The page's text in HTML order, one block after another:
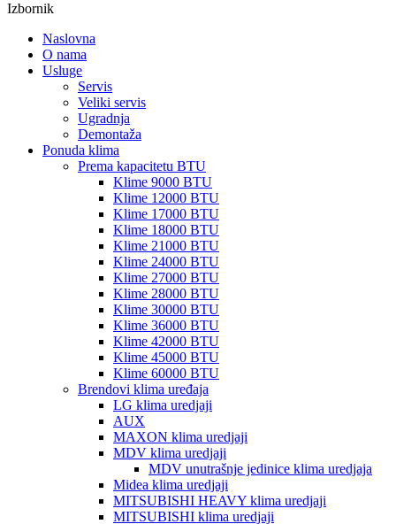
Izbornik
Naslovna
O nama
Usluge
Servis
Veliki servis
Ugradnja
Demontaža
Ponuda klima
Prema kapacitetu BTU
Klime 9000 BTU
Klime 12000 BTU
Klime 17000 BTU
Klime 18000 BTU
Klime 21000 BTU
Klime 24000 BTU
Klime 27000 BTU
Klime 28000 BTU
Klime 30000 BTU
Klime 36000 BTU
Klime 42000 BTU
Klime 45000 BTU
Klime 60000 BTU
Brendovi klima uređaja
LG klima uredjaji
AUX
MAXON klima uredjaji
MDV klima uredjaji
MDV unutrašnje jedinice klima uredjaja
Midea klima uredjaji
MITSUBISHI HEAVY klima uredjaji
MITSUBISHI klima uredjaji